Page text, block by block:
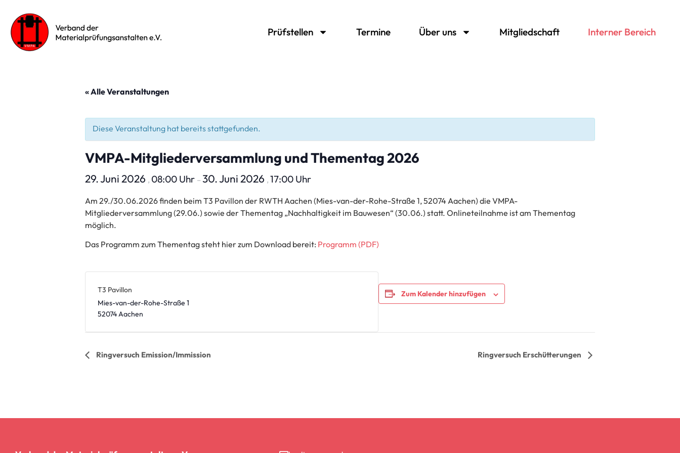
Prüfstellen Termine Über uns Mitgliedschaft Interner Bereich
« Alle Veranstaltungen
Diese Veranstaltung hat bereits stattgefunden.
VMPA-Mitgliederversammlung und Thementag 2026
29. Juni 2026 , 08:00 Uhr – 30. Juni 2026 , 17:00 Uhr
Am 29./30.06.2026 finden beim T3 Pavillon der RWTH Aachen (Mies-van-der-Rohe-Straße 1, 52074 Aachen) die VMPA-
Mitgliederversammlung (29.06.) sowie der Thementag „Nachhaltigkeit im Bauwesen“ (30.06.) statt. Onlineteilnahme ist am Thementag
möglich.
Das Programm zum Thementag steht hier zum Download bereit: Programm (PDF)
T3 Pavillon
Mies-van-der-Rohe-Straße 1
52074Aachen
Zum Kalender hinzufügen
Veranstaltung
Ringversuch Emission/Immission Ringversuch Erschütterungen